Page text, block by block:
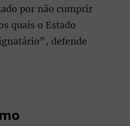
por não cumprir
quais o Estado
defende